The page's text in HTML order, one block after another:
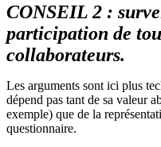
CONSEIL 2 :
participation de
collaborateurs.
Les arguments sont ici plus
dépend pas tant de sa valeur
exemple) que de la
questionnaire.